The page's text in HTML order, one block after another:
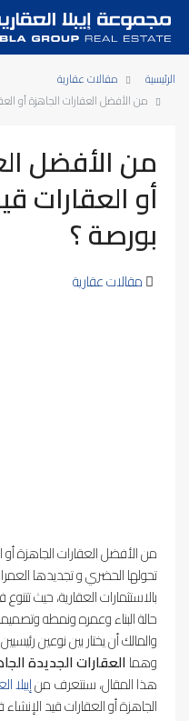
الرئيسية
مقالات عقارية
من الأفضل العقارات الجاهزة أو
من الأفضل
أو العقارات
بورصة ؟
مقالات عقارية
من الأفضل العقارات الجاهزة
تحولها الحضري و تجديدها
بالاستثمارات العقارية، حيث
حالة البناء وعمره ونمطه
والمالك أن يختار بين نوعين
وهماالعقارات الجديدة
هذا المقال، سنتعرف منإيبلا
الجاهزة أو العقارات قيد